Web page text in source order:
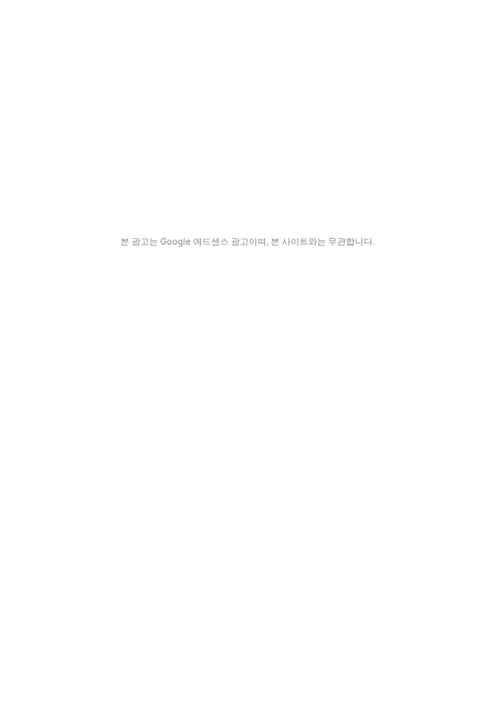
본 광고는 Google 애드센스 광고이며, 본 사이트와는 무관합니다.